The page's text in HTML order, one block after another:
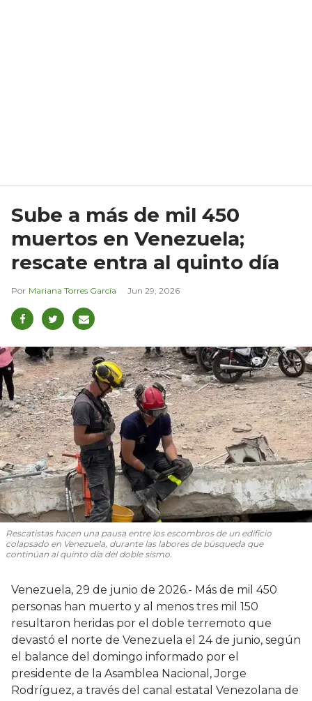
Sube a más de mil 450
muertos en Venezuela;
rescate entra al quinto día
Mariana Torres García Jun 29, 2026
Rescatistas hacen una pausa entre los escombros de un edificio
colapsado en Venezuela, durante las labores de búsqueda que
continúan al quinto día del doble sismo.
Venezuela, 29 de junio de 2026.- Más de mil 450
personas han muerto y al menos tres mil 150
resultaron heridas por el doble terremoto que
devastó el norte de Venezuela el 24 de junio, según
el balance del domingo informado por el
presidente de la Asamblea Nacional, Jorge
Rodríguez, a través del canal estatal Venezolana de